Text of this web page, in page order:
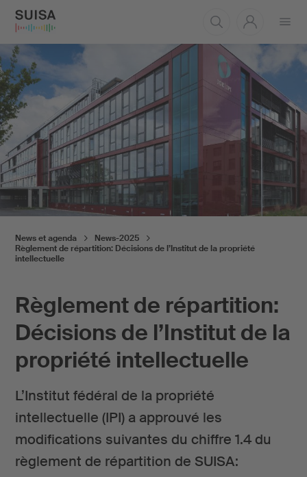
le
Règlement de répartition:
Décisions de l’Institut de la
propriété intellectuelle
L’Institut fédéral de la propriété
intellectuelle (IPI) a approuvé les
modifications suivantes du chiffre 1.4 du
règlement de répartition de SUISA:
News et agenda
News-2025
Règlement de répartition: Décisions de l’Institut de la propriété
intellectuelle